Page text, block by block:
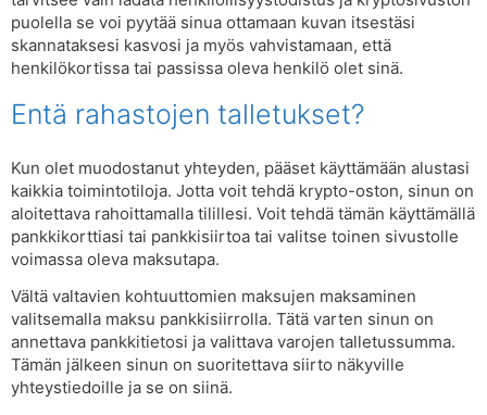
puolella se voi pyytää sinua ottamaan kuvan itsestäsi
skannataksesi kasvosi ja myös vahvistamaan, että
henkilökortissa tai passissa oleva henkilö olet sinä.
Entä rahastojen talletukset?
Kun olet muodostanut yhteyden, pääset käyttämään alustasi
kaikkia toimintotiloja. Jotta voit tehdä krypto-oston, sinun on
aloitettava rahoittamalla tilillesi. Voit tehdä tämän käyttämällä
pankkikorttiasi tai pankkisiirtoa tai valitse toinen sivustolle
voimassa oleva maksutapa.
Vältä valtavien kohtuuttomien maksujen maksaminen
valitsemalla maksu pankkisiirrolla. Tätä varten sinun on
annettava pankkitietosi ja valittava varojen talletussumma.
Tämän jälkeen sinun on suoritettava siirto näkyville
yhteystiedoille ja se on siinä.